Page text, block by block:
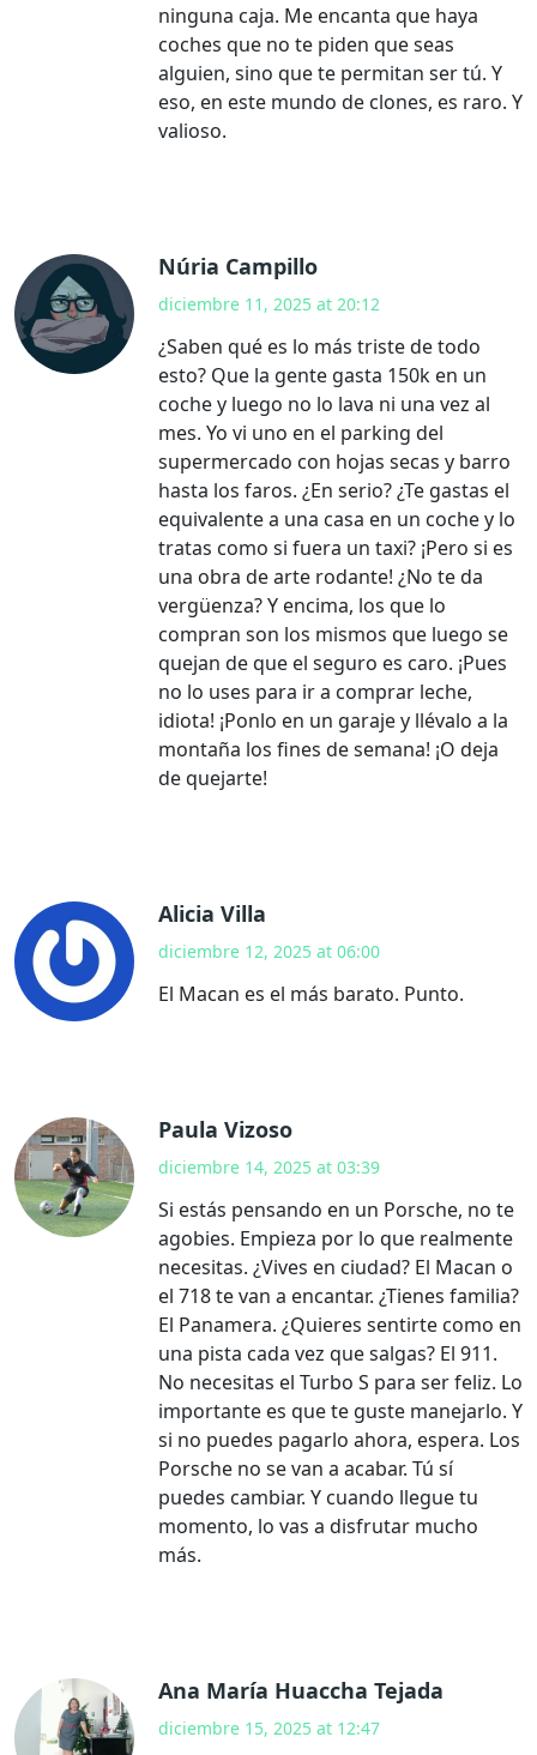
ninguna caja. Me encanta que haya
coches que no te piden que seas
alguien, sino que te permitan ser tú. Y
eso, en este mundo de clones, es raro. Y
valioso.
Núria Campillo
diciembre 11, 2025 at 20:12
¿Saben qué es lo más triste de todo
esto? Que la gente gasta 150k en un
coche y luego no lo lava ni una vez al
mes. Yo vi uno en el parking del
supermercado con hojas secas y barro
hasta los faros. ¿En serio? ¿Te gastas el
equivalente a una casa en un coche y lo
tratas como si fuera un taxi? ¡Pero si es
una obra de arte rodante! ¿No te da
vergüenza? Y encima, los que lo
compran son los mismos que luego se
quejan de que el seguro es caro. ¡Pues
no lo uses para ir a comprar leche,
idiota! ¡Ponlo en un garaje y llévalo a la
montaña los fines de semana! ¡O deja
de quejarte!
Alicia Villa
diciembre 12, 2025 at 06:00
El Macan es el más barato. Punto.
Paula Vizoso
diciembre 14, 2025 at 03:39
Si estás pensando en un Porsche, no te
agobies. Empieza por lo que realmente
necesitas. ¿Vives en ciudad? El Macan o
el 718 te van a encantar. ¿Tienes familia?
El Panamera. ¿Quieres sentirte como en
una pista cada vez que salgas? El 911.
No necesitas el Turbo S para ser feliz. Lo
importante es que te guste manejarlo. Y
si no puedes pagarlo ahora, espera. Los
Porsche no se van a acabar. Tú sí
puedes cambiar. Y cuando llegue tu
momento, lo vas a disfrutar mucho
más.
Ana María Huaccha Tejada
diciembre 15, 2025 at 12:47